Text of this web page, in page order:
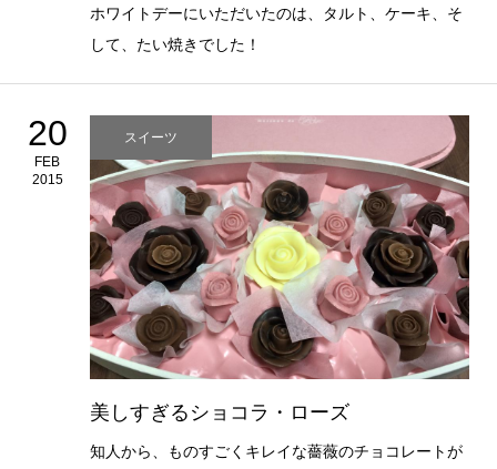
ホワイトデーにいただいたのは、タルト、ケーキ、そ
して、たい焼きでした！
20
FEB
2015
スイーツ
美しすぎるショコラ・ローズ
知人から、ものすごくキレイな薔薇のチョコレートが